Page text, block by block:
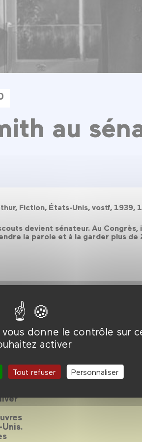
donne le contrôle sur
activer
Tout refuser Personnaliser
au
Fiction, États-Unis, vostf, 1939,
devient sénateur. Au
la parole et à la garder plus